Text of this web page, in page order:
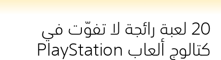
20 لعبة رائجة لا تفوّت في
كتالوج ألعاب PlayStation